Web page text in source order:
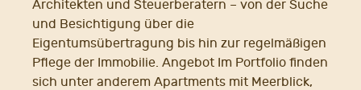
Architekten und Steuerberatern – von der Suche
und Besichtigung über die
Eigentumsübertragung bis hin zur regelmäßigen
Pflege der Immobilie. Angebot Im Portfolio finden
sich unter anderem Apartments mit Meerblick,